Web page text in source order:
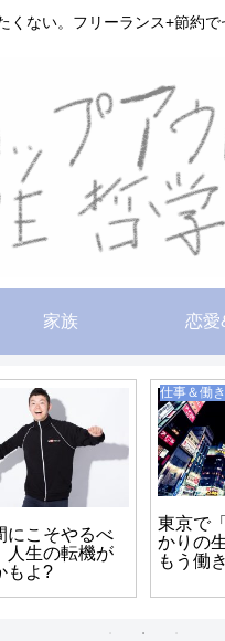
くない。フリーランス+節約
家族 恋愛
にこそやるべ
人生の転機が
もよ?
仕事＆働
東京で
かりの
もう働